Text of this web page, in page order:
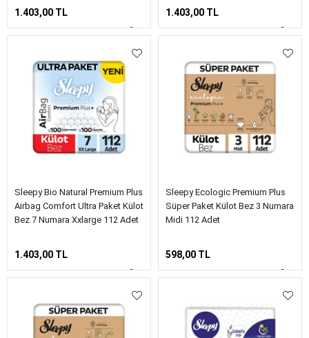
1.403,00 TL 1.403,00 TL
Sleepy Bio Natural Premium Plus
Airbag Comfort Ultra Paket Külot
Bez 7 Numara Xxlarge 112 Adet
1.403,00 TL
Sleepy Ecologic Premium Plus
Süper Paket Külot Bez 3 Numara
Midi 112 Adet
598,00 TL